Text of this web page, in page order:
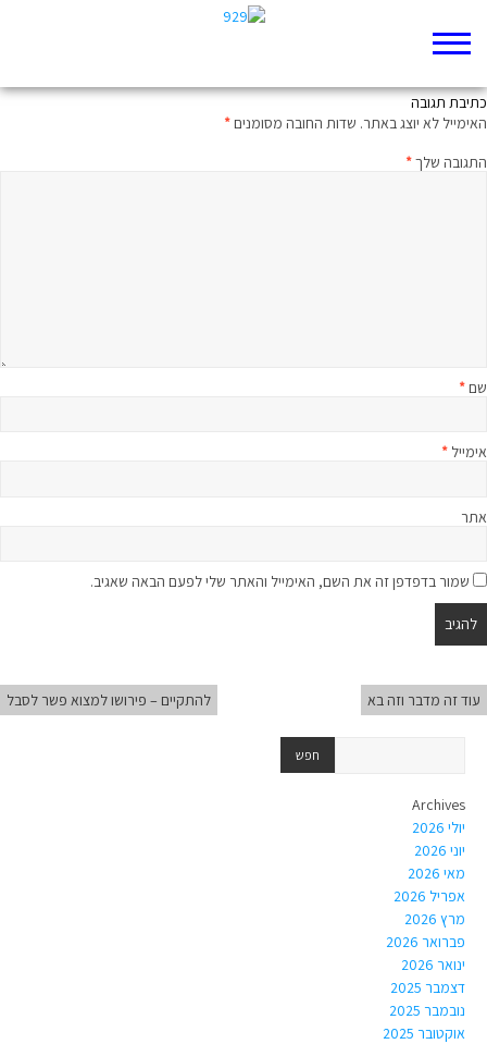
כתיבת תגובה
האימייל לא יוצג באתר. שדות החובה מסומנים*
התגובה שלך*
שם*
אימייל *
אתר
שמור בדפדפן זה את השם, האימייל והאתר שלי לפעם הבאה שאגיב.
עוד זה מדבר וזה בא להתקיים – פירושו למצוא פשר לסבל
Archives
יולי 2026
יוני 2026
מאי 2026
אפריל 2026
מרץ 2026
פברואר 2026
ינואר 2026
דצמבר 2025
נובמבר 2025
אוקטובר 2025